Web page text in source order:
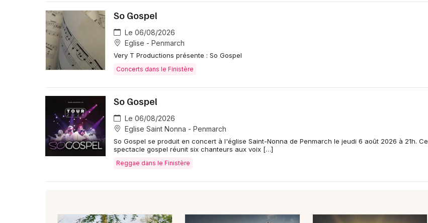
So Gospel
Le 06/08/2026
Eglise - Penmarch
Very T Productions présente : So Gospel
Concerts dans le Finistère
So Gospel
Le 06/08/2026
Eglise Saint Nonna - Penmarch
So Gospel se produit en concert à l'église Saint-Nonna de Penmarch le jeudi 6 août 2026 à 21h. Ce
spectacle gospel réunit six chanteurs aux voix […]
Reggae dans le Finistère